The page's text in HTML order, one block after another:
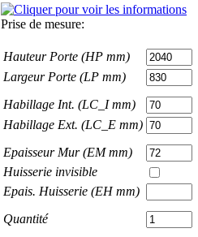
Prise de mesure:
Hauteur Porte (HP mm)
Largeur Porte (LP mm)
Habillage Int. (LC_I mm)
Habillage Ext. (LC_E mm)
Epaisseur Mur (EM mm)
Huisserie invisible
Epais. Huisserie (EH mm)
Quantité